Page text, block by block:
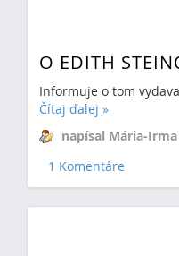
O EDITH
Informuje o tom
Čítaj ďalej »
napísal Mária-
1 Komentáre